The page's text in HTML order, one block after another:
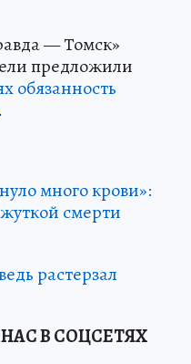
— Томск»
предложили
обязанность
.
много крови»:
смерти
растерзал
В СОЦСЕТЯХ